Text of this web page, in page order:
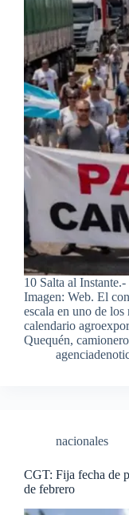
10 Salta al
Imagen: Web. El
escala en uno de los
calendario
Quequén,
nacionales
CGT: Fija fecha de
de febrero